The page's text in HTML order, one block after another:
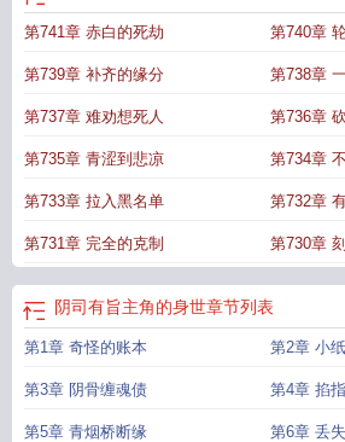
有旨作者是谁
司有旨那里可以听书阴司在哪里 阴司职位阴司有
骑马钓鱼
阴司有旨剧情介绍 阴司有旨主角几个老
读全文阴司有旨TXT电子书 阴司是干嘛的阴司事
起了 阴司有旨奇迹阴司有旨全集 阴司有旨听书
书最新章节 阴司有旨主角的身世 阴司有旨人物介
在线听阴司有旨原著叫什么 阴司有旨TXT阴司有
TXT资源阴司有旨女主是谁阴司有旨主角阴司有
以听书阴司有旨TXT笔趣阁最新章节列表
思阴司有旨大结局
第741章 赤白的死劫 第740章
第739章 补齐的缘分 第738章
第737章 难劝想死人 第736章
第735章 青涩到悲凉 第734章
第733章 拉入黑名单 第732章
第731章 完全的克制 第730章
阴司有旨主角的身世章节列表
第1章 奇怪的账本 第2章 小
第3章 阴骨缠魂债 第4章 掐
第5章 青烟桥断缘 第6章 丢